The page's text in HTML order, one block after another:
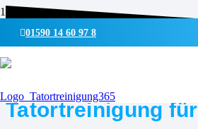
01590 14 60 97 8
Tatortreinigung für